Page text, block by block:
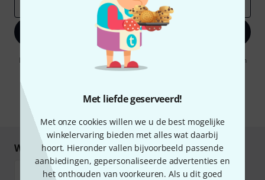
Met liefde geserveerd!
Met onze cookies willen we u de best mogelijke
winkelervaring bieden met alles wat daarbij
hoort. Hieronder vallen bijvoorbeeld passende
aanbiedingen, gepersonaliseerde advertenties en
het onthouden van voorkeuren. Als u dit goed
Registreer nu
Door op "Registreer nu" te klikken, gaat u akkoord met het ontvangen
van e-mailreclame. U kunt zich op elk moment afmelden. Meer
* Benodigd
Winkel en betaal veilig